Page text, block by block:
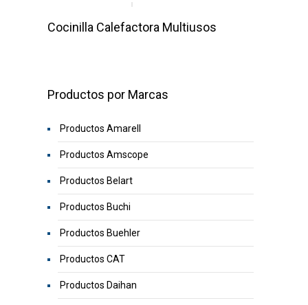
Cocinilla Calefactora Multiusos
Productos por Marcas
Productos Amarell
Productos Amscope
Productos Belart
Productos Buchi
Productos Buehler
Productos CAT
Productos Daihan